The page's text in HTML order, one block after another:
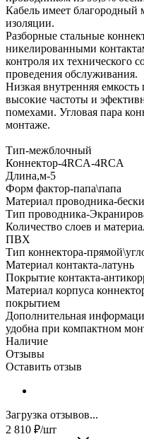
Кабель имеет благородный
изоляции.
Разборные стальные
никелированными
контроля их технического
проведения обслуживания.
Низкая внутренняя емкость
высокие частоты и
помехами. Угловая пара
монтаже.
Тип-межблочный
Коннектор-4RCA-4RCA
Длина,м-5
Форм фактор-папа\папа
Материал проводника-
Тип проводника-
Количество слоев и
ПВХ
Тип коннектора-
Материал контакта-латунь
Покрытие контакта-
Материал корпуса
покрытием
Дополнительная
удобна при компактном
Наличие
Отзывы
Оставить отзыв
Загрузка отзывов...
2 810 ₽/шт